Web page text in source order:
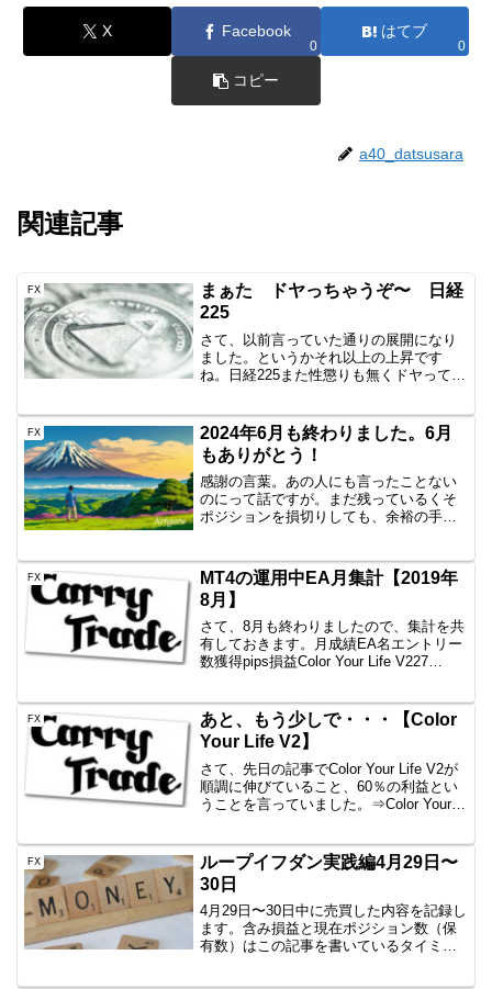
X Facebook
0
はてブ
0
コピー
a40_datsusara
関連記事
FX
まぁた ドヤっちゃうぞ〜 日経
225
さて、以前言っていた通りの展開になり
ました。というかそれ以上の上昇です
ね。日経225また性懲りも無くドヤってい
ですよね。で、3回あがらず、ヘッドアン
ドショルダー的な...
FX
2024年6月も終わりました。6月
もありがとう！
感謝の言葉。あの人にも言ったことない
のにって話ですが。まだ残っているくそ
ポジションを損切りしても、余裕の手取
まいました。精神的にきつい。でもグリ
ッドトレードで癒される...
FX
MT4の運用中EA月集計【2019年
8月】
さて、8月も終わりましたので、集計を共
有しておきます。月成績EA名エントリー
数獲得pips損益Color Your Life V227
FX
あと、もう少しで・・・【Color
Your Life V2】
さて、先日の記事でColor Your Life V2が
順調に伸びていること、60％の利益とい
うことを言っていました。⇒Color Your
録しておきたいと...
FX
ループイフダン実践編4月29日〜
30日
4月29日〜30日中に売買した内容を記録し
ます。含み損益と現在ポジション数（保
有数）はこの記事を書いているタイミン